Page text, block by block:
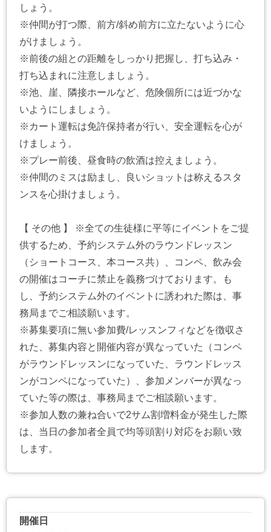
しょう。
※仲間が打つ際、前方/斜め前方に立たないように心
がけましょう。
※前後の組との距離をしっかり把握し、打ち込み・
打ち込まれに注意しましょう。
※池、崖、隣接ホールなど、危険個所には近づかな
いようにしましょう。
※カート運転は免許保持者が行い、安全運転を心が
けましょう。
※プレー前後、昼食時の飲酒は控えましょう。
※仲間のミスは励まし、良いショットは称えるスタ
ンスを心掛けましょう。
【 その他 】 ※全ての生徒様に平等にイベントをご提
供するため、予約システム外のラウンドレッスン
（ショートコース、本コース共）、コンペ、飲み会
の開催はコーチに禁止を義務づけております。も
し、予約システム外のイベントに誘われた際は、事
務局までご相談願います。
※募集要項に無い参加費/レッスンフィなどを徴収さ
れた、募集内容と開催内容が異なっていた（コンペ
がラウンドレッスンになっていた、ラウンドレッス
ンがコンペになっていた）、参加メンバーが異なっ
ていた等の際は、事務局までご相談願います。
※参加人数の兼ね合いで2サム割増料金が発生した際
は、当日の参加者全員で均等頭割り対応をお願い致
します。
開催日